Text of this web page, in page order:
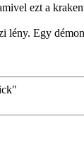
ezt a
lény. Egy